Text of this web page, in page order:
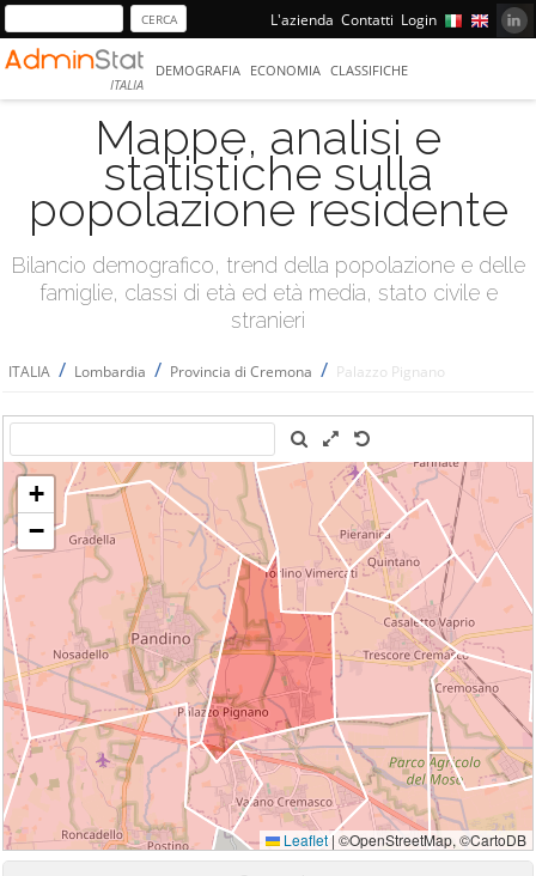
L'azienda Contatti Login
ITALIA
DEMOGRAFIA ECONOMIA CLASSIFICHE
Mappe, analisi e
statistiche sulla
popolazione residente
Bilancio demografico, trend della popolazione e delle
famiglie, classi di età ed età media, stato civile e
stranieri
ITALIA / Lombardia / Provincia di Cremona / Palazzo Pignano